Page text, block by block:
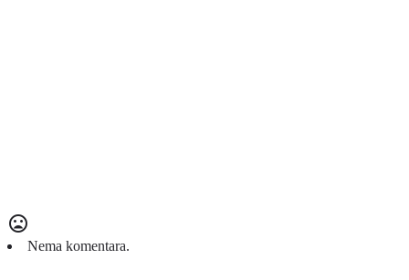
Nema komentara.